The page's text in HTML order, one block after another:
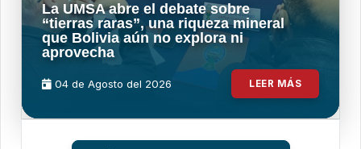
La UMSA abre el debate sobre
“tierras raras”, una riqueza mineral
que Bolivia aún no explora ni
aprovecha
04 de Agosto del 2026 LEER MÁS